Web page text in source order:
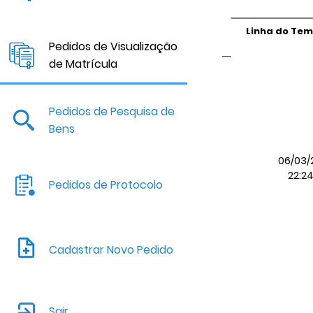
Pedidos de Visualização
de Matrícula
Pedidos de Pesquisa de
Bens
Pedidos de Protocolo
Cadastrar Novo Pedido
Linha do
06/03/
22:24